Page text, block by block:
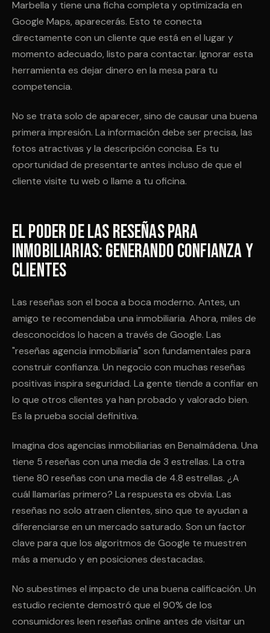
Marbella y tiene una ficha completa y optimizada en
Google Maps, aparecerás. Esto te conecta
directamente con un cliente que está en el lugar y
momento adecuado, listo para contactar. Ignorar esta
herramienta es dejar dinero en la mesa para tu
competencia.
No se trata solo de aparecer, sino de causar una buena
primera impresión. La información debe ser precisa, las
fotos atractivas y la descripción concisa. Es tu
oportunidad de presentarte antes incluso de que el
cliente visite tu web o llame a tu oficina.
El Poder de las Reseñas para
Inmobiliarias: Generando Confianza y
Clientes
Las reseñas son el boca a boca moderno. Antes, un
amigo te recomendaba una inmobiliaria. Ahora, miles de
desconocidos lo hacen a través de Google. Las
"reseñas agencia inmobiliaria" son fundamentales para
construir confianza. Un negocio con muchas reseñas
positivas inspira seguridad. La gente tiende a confiar en
lo que otros clientes ya han probado y valorado bien.
Es la prueba social definitiva.
Imagina dos agencias inmobiliarias en Benalmádena. Una
tiene 5 reseñas con una media de 3 estrellas. La otra
tiene 80 reseñas con una media de 4.8 estrellas. ¿A
cuál llamarías primero? La respuesta es obvia. Las
reseñas no solo atraen clientes, sino que te ayudan a
diferenciarse en un mercado saturado. Son un factor
clave para que los algoritmos de Google te muestren
más a menudo y en posiciones destacadas.
No subestimes el impacto de una buena calificación. Un
estudio reciente demostró que el 90% de los
consumidores leen reseñas online antes de visitar un